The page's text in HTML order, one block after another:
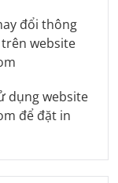
đổi thông
website
dụng website
để đặt in